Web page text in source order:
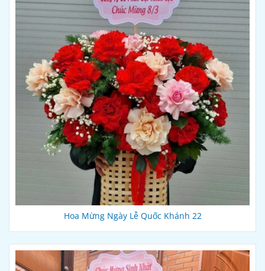
Hoa Mừng Ngày Lễ Quốc Khánh 22